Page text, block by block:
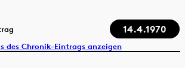
14.4.1970
des Chronik-Eintrags anzeigen